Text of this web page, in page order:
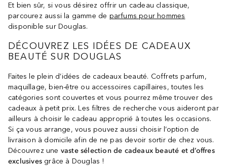
Et bien sûr, si vous désirez offrir un cadeau classique,
parcourez aussi la gamme de parfums pour hommes
disponible sur Douglas.
DÉCOUVREZ LES IDÉES DE CADEAUX
BEAUTÉ SUR DOUGLAS
Faites le plein d’idées de cadeaux beauté. Coffrets parfum,
maquillage, bien-être ou accessoires capillaires, toutes les
catégories sont couvertes et vous pourrez même trouver des
cadeaux à petit prix. Les filtres de recherche vous aideront par
ailleurs à choisir le cadeau approprié à toutes les occasions.
Si ça vous arrange, vous pouvez aussi choisir l’option de
livraison à domicile afin de ne pas devoir sortir de chez vous.
Découvrez une vaste sélection de cadeaux beauté et d’offres
exclusives grâce à Douglas !